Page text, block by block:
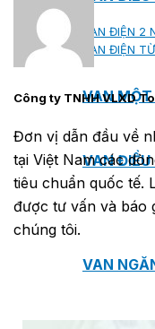
VAN ĐIỆN 2
VAN ĐIỆN
VAN MỘT
VAN ĐIỀU
VAN
Công ty TNHH VLXD
Đơn vị dẫn đầu về
tại Việt Nam các
tiêu chuẩn quốc tế.
được tư vấn và báo
chúng tôi.